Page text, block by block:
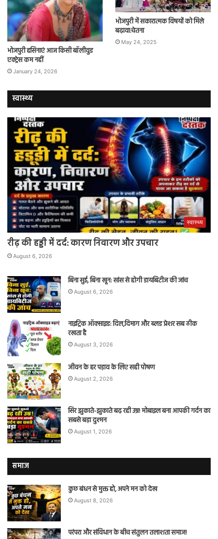
भोजपुरी हसिनाएं आज किसी बॉलीवुड
एक्ट्रेस कम नहीं
January 24, 2026
भोजपुरी में सकारात्मक विषयों को मिले
बढ़ावा:चेतना
May 24, 2025
स्वास्थ्य
स्वास्थ्य
रीढ़ की हड्डी में दर्द: कारण निवारण और उपचार
August 6, 2026
बिना सुई, बिना खून: सांस से होगी डायबिटीज की जांच
August 6, 2026
नाइट्रिक ऑक्साइड: दिल,दिमाग और ब्लड प्रेशर सब ठीक
रखता है
August 3, 2026
जीवन के हर पड़ाव के लिए सही पोषण
August 2, 2026
सिर झुकाते-झुकाते बढ़ रही उम्र! मोबाइल बना आपकी गर्दन का
सबसे बड़ा दुश्मन
August 1, 2026
समाज
कुछ बंधन से मुक्त हो, अपने मन को देख
August 8, 2026
परंपरा और संविधान के बीच संतुलन तलाशता समाज!